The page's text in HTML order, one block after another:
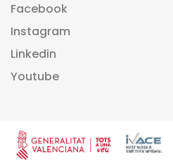
Facebook
Instagram
Linkedin
Youtube